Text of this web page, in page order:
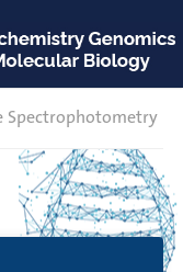
Spectrophotometry